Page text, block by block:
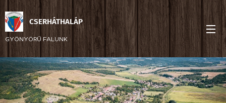
CSERHÁTHALÁP
GYÖNYÖRŰ FALUNK